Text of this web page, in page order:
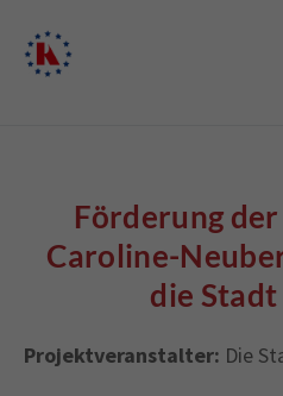
Förderung
Caroline-
die
Projektveranstalter: Die